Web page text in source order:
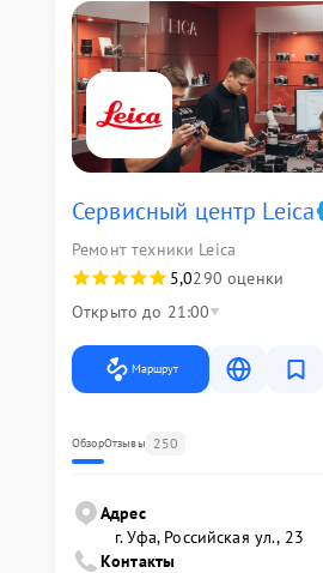
Сервисный центр Leica
Ремонт техники Leica
5,0290 оценки
Открыто до 21:00
Маршрут
ОбзорОтзывы 250
Адрес
г. Уфа, Российская ул., 23
Контакты